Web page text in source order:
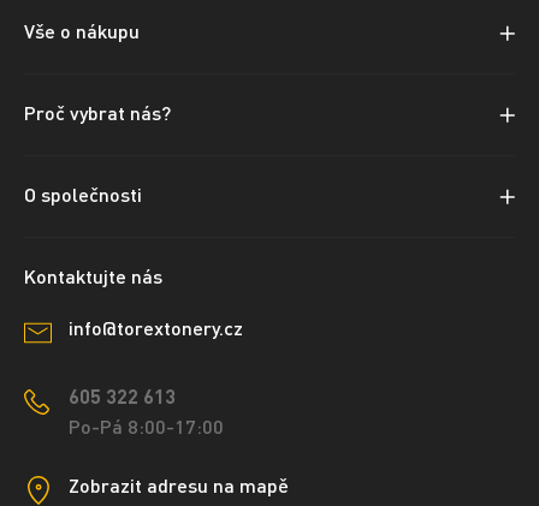
Vše o nákupu
Proč vybrat nás?
O společnosti
Kontaktujte nás
info@torextonery.cz
605 322 613
Po-Pá 8:00-17:00
Zobrazit adresu na mapě